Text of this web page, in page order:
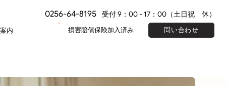
0256-64-8195 受付 9：00 - 17：00（土日祝 休）
損害賠償保険加入済み 問い合わせ
内